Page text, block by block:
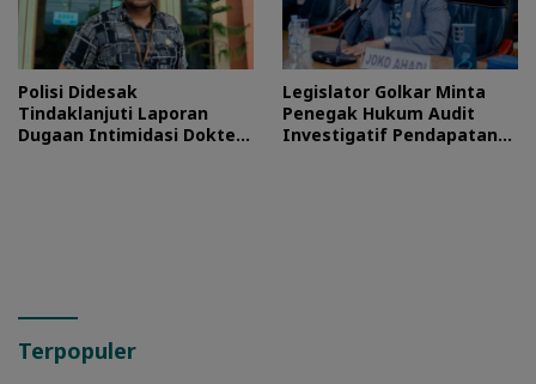
Polisi Didesak
Tindaklanjuti Laporan
Dugaan Intimidasi Dokter
Legislator Golkar Minta
Penegak Hukum Audit
Investigatif Pendapatan
Terpopuler